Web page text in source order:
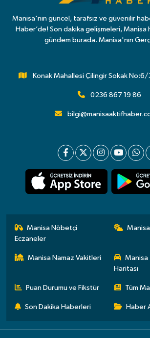
Manisa'nın güncel, tarafsız ve güvenilir
Haber’de! Son dakika gelişmeleri, Manisa
gündem burada. Manisa'nın
Konak Mahallesi Çilingir Sokak No:6/
0236 867 19 86
Manisa Nöbetçi
Eczaneler
Manisa Namaz Vakitleri
Manisa
Haritası
Puan Durumu ve Fikstür Tüm
Son Dakika Haberleri Haber